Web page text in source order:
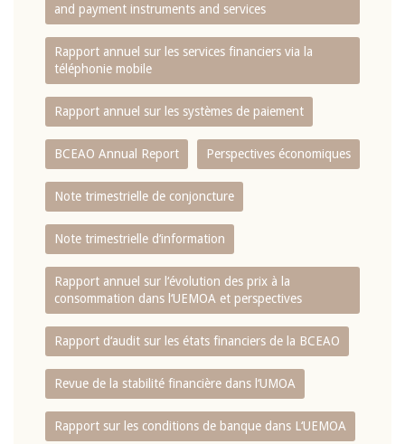
and payment instruments and services
Rapport annuel sur les services financiers via la
téléphonie mobile
Rapport annuel sur les systèmes de paiement
BCEAO Annual Report Perspectives économiques
Note trimestrielle de conjoncture
Note trimestrielle d‘information
Rapport annuel sur l‘évolution des prix à la
consommation dans l‘UEMOA et perspectives
Rapport d‘audit sur les états financiers de la BCEAO
Revue de la stabilité financière dans l‘UMOA
Rapport sur les conditions de banque dans L‘UEMOA